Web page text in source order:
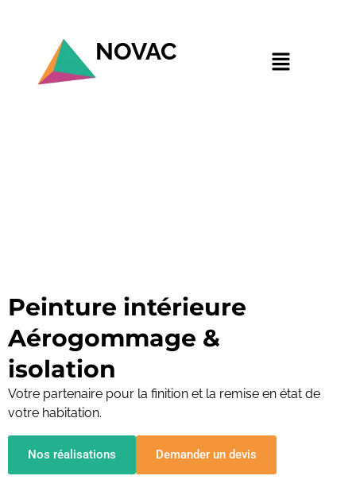
NOVAC
Peinture intérieure
Aérogommage &
isolation
Votre partenaire pour la finition et la remise en état de
votre habitation.
Nos réalisations Demander un devis